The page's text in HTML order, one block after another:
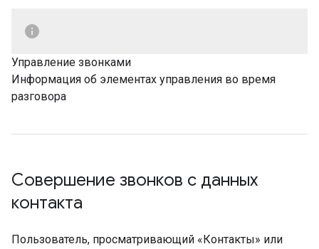
Управление звонками
Информация об элементах управления во время
разговора
Совершение звонков с данных
контакта
Пользователь, просматривающий «Контакты» или